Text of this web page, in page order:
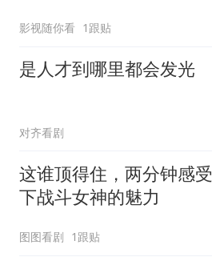
影视随你看 1跟贴
是人才到哪里都会发光
对齐看剧
这谁顶得住，两分钟感受
下战斗女神的魅力
图图看剧 1跟贴